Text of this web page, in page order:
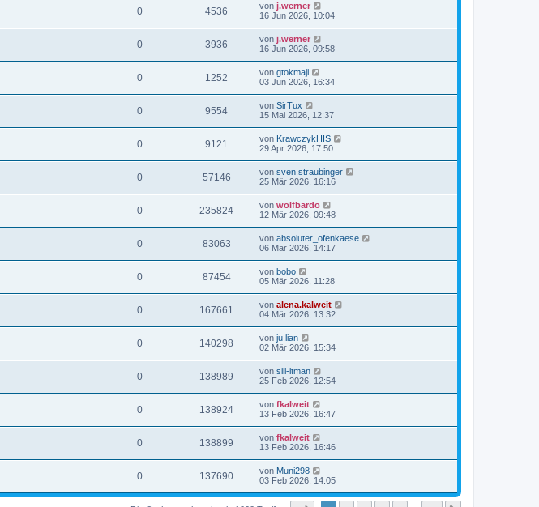
0 4536 von j.werner
16 Jun 2026, 10:04
0 3936 von j.werner
16 Jun 2026, 09:58
0 1252 von gtokmaji
03 Jun 2026, 16:34
0 9554 von SirTux
15 Mai 2026, 12:37
0 9121 von KrawczykHIS
29 Apr 2026, 17:50
0 57146 von sven.straubinger
25 Mär 2026, 16:16
0 235824 von wolfbardo
12 Mär 2026, 09:48
0 83063 von absoluter_ofenkaese
06 Mär 2026, 14:17
0 87454 von bobo
05 Mär 2026, 11:28
0 167661 von alena.kalweit
04 Mär 2026, 13:32
0 140298 von ju.lian
02 Mär 2026, 15:34
0 138989 von siil-itman
25 Feb 2026, 12:54
0 138924 von fkalweit
13 Feb 2026, 16:47
0 138899 von fkalweit
13 Feb 2026, 16:46
0 137690 von Muni298
03 Feb 2026, 14:05